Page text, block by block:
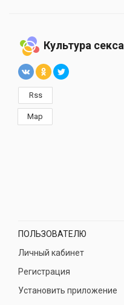
Культура секса
Rss
Map
ПОЛЬЗОВАТЕЛЮ
Личный кабинет
Регистрация
Установить приложение